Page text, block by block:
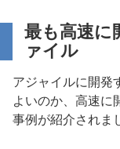
最も高速に
ァイル
アジャイルに開発
よいのか、高速に
事例が紹介されま